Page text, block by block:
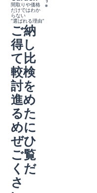
間取りや価格
だけではわか
らない
“選ばれる理由”
ご納
得し
て比
較検
討を
進め
るた
めに
ぜひ
ご覧
くだ
さ
※